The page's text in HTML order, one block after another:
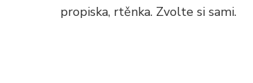
propiska, rtěnka. Zvolte si sami.